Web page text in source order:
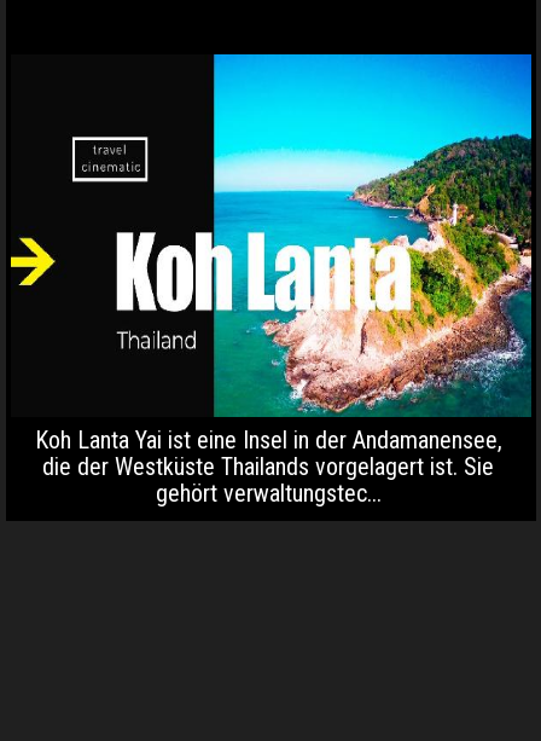
Koh Lanta Yai ist eine Insel in der Andamanensee,
die der Westküste Thailands vorgelagert ist. Sie
gehört verwaltungstec...